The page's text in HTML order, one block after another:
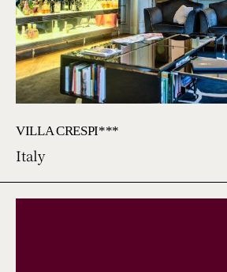
VILLA CRESPI***
Italy